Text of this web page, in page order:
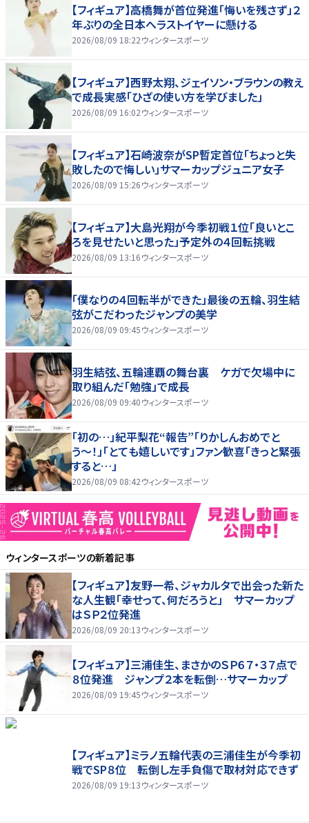
【フィギュア】高橋舞が首位発進「悔いを残さず」２
年ぶりの全日本へラストイヤーに懸ける
2026/08/09 18:22ウィンタースポーツ
【フィギュア】西野太翔、ジェイソン・ブラウンの教え
で成長実感「ひざの使い方を学びました」
2026/08/09 16:02ウィンタースポーツ
【フィギュア】石崎波奈がSP暫定首位「ちょっと失
敗したので悔しい」サマーカップジュニア女子
2026/08/09 15:26ウィンタースポーツ
【フィギュア】大島光翔が今季初戦１位「良いとこ
ろを見せたいと思った」予定外の４回転挑戦
2026/08/09 13:16ウィンタースポーツ
「僕なりの４回転半ができた」最後の五輪、羽生結
弦がこだわったジャンプの美学
2026/08/09 09:45ウィンタースポーツ
羽生結弦、五輪連覇の舞台裏 ケガで欠場中に
取り組んだ「勉強」で成長
2026/08/09 09:40ウィンタースポーツ
「初の…」紀平梨花“報告”「りかしんおめでと
う〜！」「とても嬉しいです」ファン歓喜「きっと緊張
すると…」
2026/08/09 08:42ウィンタースポーツ
ウィンタースポーツの新着記事
【フィギュア】友野一希、ジャカルタで出会った新た
な人生観「幸せって、何だろうと」 サマーカップ
はＳＰ２位発進
2026/08/09 20:13ウィンタースポーツ
【フィギュア】三浦佳生、まさかのＳＰ６７・３７点で
８位発進 ジャンプ２本を転倒…サマーカップ
2026/08/09 19:45ウィンタースポーツ
【フィギュア】ミラノ五輪代表の三浦佳生が今季初
戦でSP８位 転倒し左手負傷で取材対応できず
2026/08/09 19:13ウィンタースポーツ